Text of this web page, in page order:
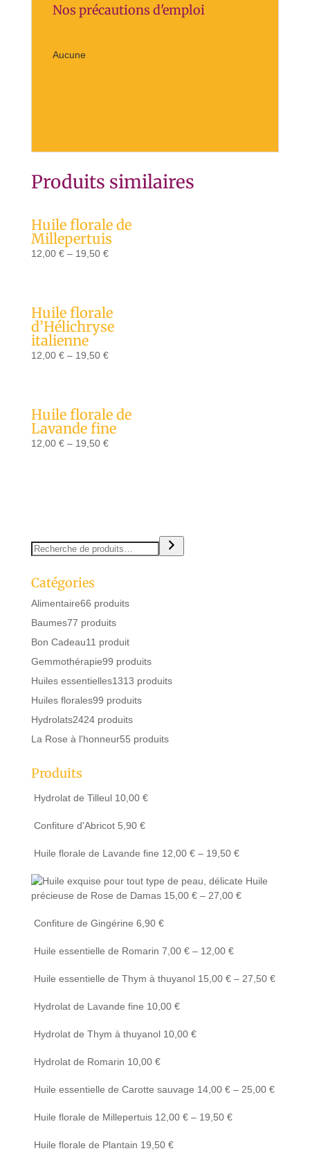
Nos précautions d'emploi
Aucune
Produits similaires
Huile florale de
Millepertuis
12,00 €– 19,50 €
Huile florale
d’Hélichryse
italienne
12,00 €– 19,50 €
Huile florale de
Lavande fine
12,00 €– 19,50 €
Catégories
Alimentaire66 produits
Baumes77 produits
Bon Cadeau11 produit
Gemmothérapie99 produits
Huiles essentielles1313 produits
Huiles florales99 produits
Hydrolats2424 produits
La Rose à l'honneur55 produits
Produits
Hydrolat de Tilleul 10,00 €
Confiture d'Abricot 5,90 €
Huile florale de Lavande fine 12,00 €– 19,50 €
Huile
précieuse de Rose de Damas 15,00 €– 27,00 €
Confiture de Gingérine 6,90 €
Huile essentielle de Romarin 7,00 €– 12,00 €
Huile essentielle de Thym à thuyanol 15,00 €– 27,50 €
Hydrolat de Lavande fine 10,00 €
Hydrolat de Thym à thuyanol 10,00 €
Hydrolat de Romarin 10,00 €
Huile essentielle de Carotte sauvage 14,00 €– 25,00 €
Huile florale de Millepertuis 12,00 €– 19,50 €
Huile florale de Plantain 19,50 €